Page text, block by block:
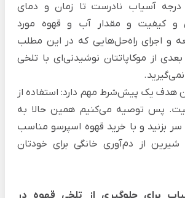
درجه آسیاب نادرست تا زمان و دمای
و کیفیت و مقدار آب و قهوه مورد
و اجرای راه‌حل‌هایی که در این مطلب
از موکاپاتتان نوشیدنی‌ای با تلخی
هدف یک پیش‌شرط مهم دارد: استفاده از
پس توصیه می‌کنیم همین حالا به
بزنید و با خرید قهوه اسپرسومناسب
شیرین از دم‌آوری خانگی برای خودتان
برای جلوگیری از تلخی قهوه در